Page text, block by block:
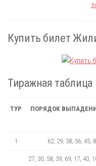
Купить билет
Тиражная таблица
ТУР ПОРЯДОК
1 62, 29, 38, 56, 45,
27, 30, 58, 39, 69, 17, 40,